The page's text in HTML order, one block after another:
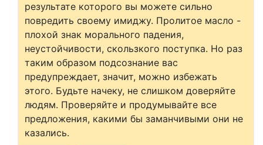
результате которого вы можете сильно
повредить своему имиджу. Пролитое масло -
плохой знак морального падения,
неустойчивости, скользкого поступка. Но раз
таким образом подсознание вас
предупреждает, значит, можно избежать
этого. Будьте начеку, не слишком доверяйте
людям. Проверяйте и продумывайте все
предложения, какими бы заманчивыми они не
казались.